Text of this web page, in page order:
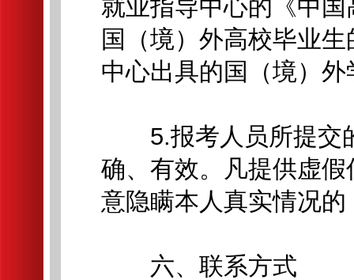
就业指导中心的《中
国（境）外高校毕业
中心出具的国（境）
5.报考人员所提交
确、有效。凡提供虚
意隐瞒本人真实情况
六、联系方式